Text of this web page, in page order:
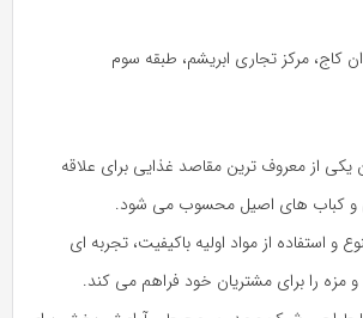
کاج، مرکز تجاری ابریشم، طبقه سوم
یکی از معروف‌ ترین مقاصد غذایی برای علاقه‌
و کباب‌ های اصیل محسوب می‌ شود.
و استفاده از مواد اولیه باکیفیت، تجربه‌ ای
مزه را برای مشتریان خود فراهم می‌ کند.